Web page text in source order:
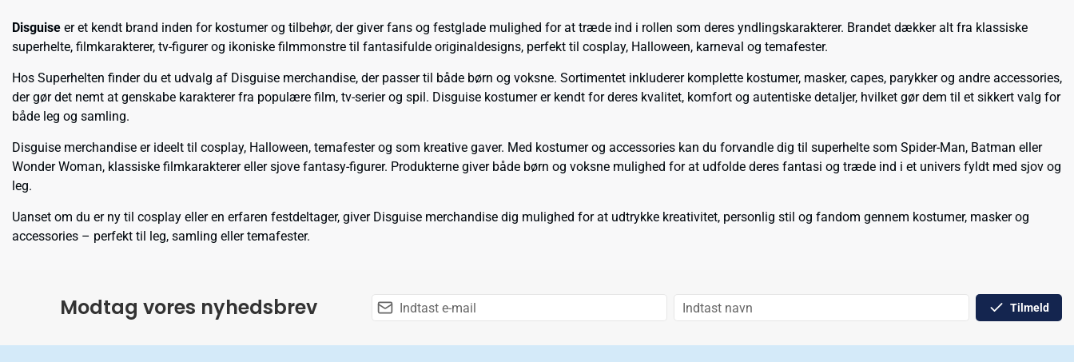
Disguise er et kendt brand inden for kostumer og tilbehør, der giver fans og festglade mulighed for at træde ind i rollen som deres yndlingskarakterer. Brandet dækker alt fra klassiske
superhelte, filmkarakterer, tv-figurer og ikoniske filmmonstre til fantasifulde originaldesigns, perfekt til cosplay, Halloween, karneval og temafester.
Hos Superhelten finder du et udvalg af Disguise merchandise, der passer til både børn og voksne. Sortimentet inkluderer komplette kostumer, masker, capes, parykker og andre accessories,
der gør det nemt at genskabe karakterer fra populære film, tv-serier og spil. Disguise kostumer er kendt for deres kvalitet, komfort og autentiske detaljer, hvilket gør dem til et sikkert valg for
både leg og samling.
Disguise merchandise er ideelt til cosplay, Halloween, temafester og som kreative gaver. Med kostumer og accessories kan du forvandle dig til superhelte som Spider-Man, Batman eller
Wonder Woman, klassiske filmkarakterer eller sjove fantasy-figurer. Produkterne giver både børn og voksne mulighed for at udfolde deres fantasi og træde ind i et univers fyldt med sjov og
leg.
Uanset om du er ny til cosplay eller en erfaren festdeltager, giver Disguise merchandise dig mulighed for at udtrykke kreativitet, personlig stil og fandom gennem kostumer, masker og
accessories – perfekt til leg, samling eller temafester.
Modtag vores nyhedsbrev Tilmeld